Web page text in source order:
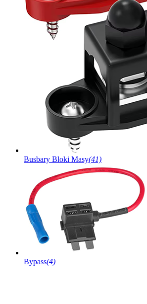
Busbary Bloki Masy(41)
Bypass(4)